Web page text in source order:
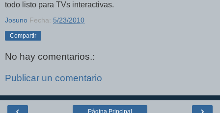
todo listo para TVs interactivas.
Josuno Fecha: 5/23/2010
Compartir
No hay comentarios.:
Publicar un comentario
Página Principal